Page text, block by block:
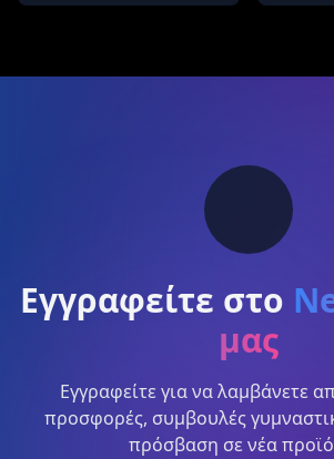
Εγγραφείτε στο
μας
Εγγραφείτε για να λαμβάνετε
προσφορές, συμβουλές
πρόσβαση σε νέα